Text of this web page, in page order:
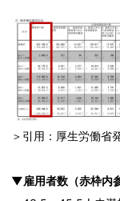
＞引用：厚生労働
▼雇用者数（赤枠内